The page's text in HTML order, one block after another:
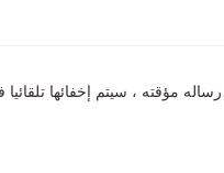
مؤقته ، سيتم إخفائها